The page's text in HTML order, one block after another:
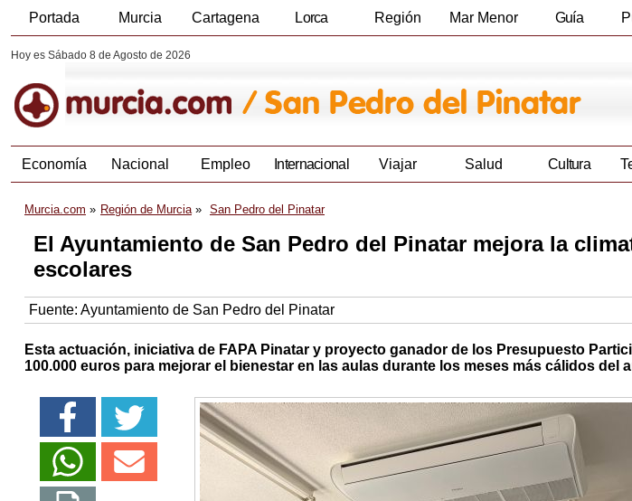
Portada Murcia Cartagena Lorca Región Mar Menor Guía
Hoy es Sábado 8 de Agosto de 2026
Economía Nacional Empleo Internacional Viajar Salud Cultura
Murcia.com Región de Murcia San Pedro del Pinatar
El Ayuntamiento de San Pedro del Pinatar mejora la
escolares
Fuente: Ayuntamiento de San Pedro del Pinatar
Esta actuación, iniciativa de FAPA Pinatar y proyecto ganador de los Presupuesto
100.000 euros para mejorar el bienestar en las aulas durante los meses más cálidos del